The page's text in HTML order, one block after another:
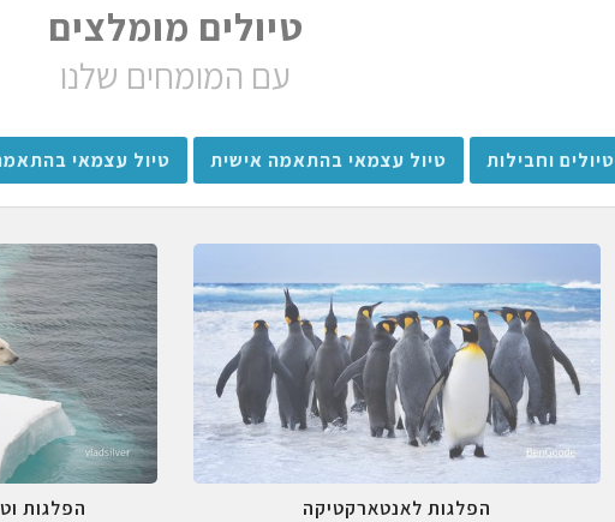
טיולים מומלצים
עם המומחים שלנו
טיולים וחבילות טיול עצמאי בהתאמה אישית טיול עצמאי
הפלגות לאנטארקטיקה הפלגות